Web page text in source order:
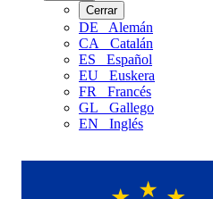
Cerrar
DE
Alemán
CA
Catalán
ES
Español
EU
Euskera
FR
Francés
GL
Gallego
EN
Inglés